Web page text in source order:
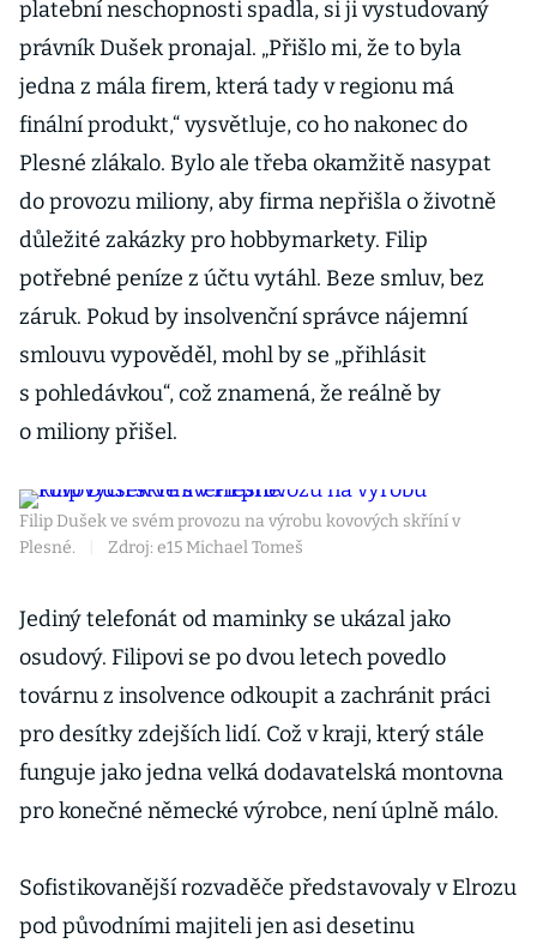
platební neschopnosti spadla, si ji vystudovaný
právník Dušek pronajal. „Přišlo mi, že to byla
jedna z mála firem, která tady v regionu má
finální produkt,“ vysvětluje, co ho nakonec do
Plesné zlákalo. Bylo ale třeba okamžitě nasypat
do provozu miliony, aby firma nepřišla o životně
důležité zakázky pro hob­bymarkety. Filip
potřebné peníze z účtu vytáhl. Beze smluv, bez
záruk. Pokud by insolven­ční správce nájemní
smlouvu vypověděl, mohl by se „přihlásit
s pohledávkou“, což znamená, že reálně by
o miliony přišel.
Filip Dušek ve svém provozu na výrobu kovových skříní v
Plesné.
Zdroj: e15 Michael Tomeš
Jediný telefonát od maminky se ukázal jako
osudový. Filipovi se po dvou letech povedlo
továrnu z insolvence odkoupit a zachránit práci
pro desítky zdejších lidí. Což v kraji, který stále
funguje jako jedna velká dodavatelská montovna
pro konečné němec­ké výrobce, není úplně málo.
Sofistikovanější rozvaděče představovaly v Elrozu
pod původními majiteli jen asi desetinu